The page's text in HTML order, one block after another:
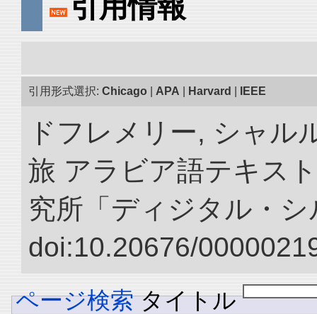
引用情報
引用形式選択: Chicago APA Harvard IEEE
ドフレメリー, シャル
旅 アラビア語テキス
究所「ディジタル・
doi:10.20676/
ページ検索 タイトル